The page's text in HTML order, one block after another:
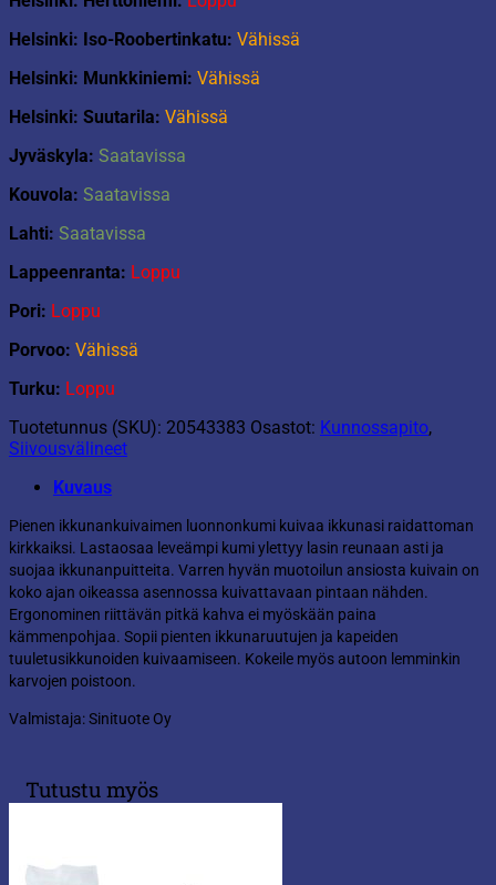
Helsinki: Iso-Roobertinkatu: Vähissä
Helsinki: Munkkiniemi: Vähissä
Helsinki: Suutarila: Vähissä
Jyväskyla: Saatavissa
Kouvola: Saatavissa
Lahti: Saatavissa
Lappeenranta: Loppu
Pori: Loppu
Porvoo: Vähissä
Turku: Loppu
Tuotetunnus (SKU): 20543383 Osastot: Kunnossapito,
Siivousvälineet
Kuvaus
Pienen ikkunankuivaimen luonnonkumi kuivaa ikkunasi raidattoman
kirkkaiksi. Lastaosaa leveämpi kumi ylettyy lasin reunaan asti ja
suojaa ikkunanpuitteita. Varren hyvän muotoilun ansiosta kuivain on
koko ajan oikeassa asennossa kuivattavaan pintaan nähden.
Ergonominen riittävän pitkä kahva ei myöskään paina
kämmenpohjaa. Sopii pienten ikkunaruutujen ja kapeiden
tuuletusikkunoiden kuivaamiseen. Kokeile myös autoon lemminkin
karvojen poistoon.
Valmistaja: Sinituote Oy
Tutustu myös